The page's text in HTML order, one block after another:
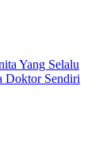
Yang Selalu
Doktor Sendiri